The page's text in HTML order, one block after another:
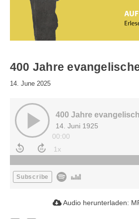
400 Jahre
14. June 2025
400 Jahre
14. Juni 1925
00:00
Subscribe
Audio herunterladen: